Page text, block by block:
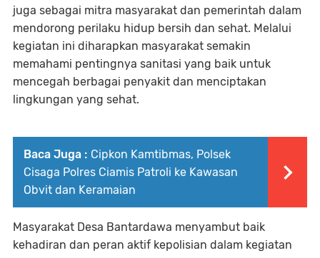
juga sebagai mitra masyarakat dan pemerintah dalam
mendorong perilaku hidup bersih dan sehat. Melalui
kegiatan ini diharapkan masyarakat semakin
memahami pentingnya sanitasi yang baik untuk
mencegah berbagai penyakit dan menciptakan
lingkungan yang sehat.
Baca Juga : Cipkon Kamtibmas, Polsek
Cisaga Polres Ciamis Patroli ke Kawasan
Obvit dan Keramaian
Masyarakat Desa Bantardawa menyambut baik
kehadiran dan peran aktif kepolisian dalam kegiatan